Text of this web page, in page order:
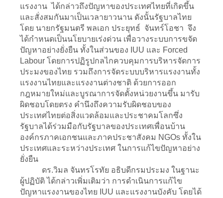
แรงงาน ได้กล่าวถึงปัญหาของประเทศไทยที่เกิดขึ้น
และสั่งสมกันมาเป็นเวลายาวนาน ดังนั้นรัฐบาลไทย
โดย นายกรัฐมนตรี พลเอก ประยุทธ์ จันทร์โอชา จึง
ได้กำหนดเป็นนโยบายเร่งด่วน เพื่อวางระบบการขจัด
ปัญหาอย่างยั่งยืน ทั้งในส่วนของ IUU และ Forced
Labour โดยการปฏิรูปกลไกควบคุมการบริหารจัดการ
ประมงของไทย รวมถึงการจัดระบบบริหารแรงงานทั้ง
แรงงานไทยและแรงงานต่างชาติ ด้วยการออก
กฎหมายใหม่และบูรณาการจัดตั้งหน่วยงานขึ้น มารับ
ผิดชอบโดยตรง คำนึงถึงความรับผิดชอบของ
ประเทศไทยต่อสิ่งแวดล้อมและประชาคมโลกซึ่ง
รัฐบาลได้ร่วมมือกับรัฐบาลของประเทศเพื่อนบ้าน
องค์กรภาคเอกชนและภาคประชาสังคม NGOs ทั้งใน
ประเทศและระหว่างประเทศ ในการแก้ไขปัญหาอย่าง
ยั่งยืน
ดร.วิมล จันทรโรทัย อธิบดีกรมประมง ในฐานะ
ผู้ปฏิบัติ ได้กล่าวเพิ่มเติมว่า การดำเนินการแก้ไข
ปัญหาแรงงานของไทย IUU และแรงงานบังคับ โดยได้